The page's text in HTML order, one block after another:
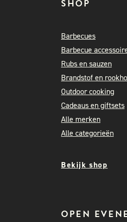
SHOP
Barbecues
Barbecue
Rubs en sauzen
Brandstof en
Outdoor cooking
Cadeaus en giftsets
Alle merken
Alle categorieën
Bekijk shop
OPEN